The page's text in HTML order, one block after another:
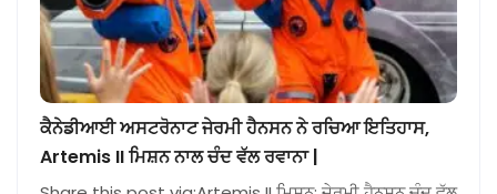
ਕੈਨੇਡੀਆਈ ਅਸਟਰੋਨਾਟ ਜੇਰਮੀ ਹੈਨਸਨ ਨੇ ਰਚਿਆ ਇਤਿਹਾਸ,
Artemis II ਮਿਸ਼ਨ ਨਾਲ ਚੰਦ ਵੱਲ ਰਵਾਨਾ |